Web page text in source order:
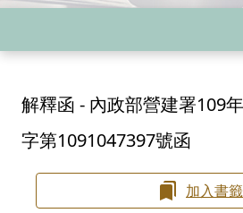
解釋函 - 內政部營建署109
字第1091047397號函
加入書籤